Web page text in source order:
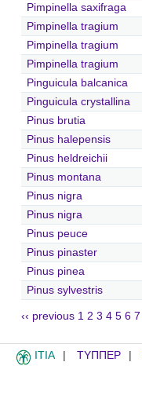
Pimpinella saxifraga
Pimpinella tragium
Pimpinella tragium
Pimpinella tragium
Pinguicula balcanica
Pinguicula crystallina
Pinus brutia
Pinus halepensis
Pinus heldreichii
Pinus montana
Pinus nigra
Pinus nigra
Pinus peuce
Pinus pinaster
Pinus pinea
Pinus sylvestris
‹‹ previous 1 2 3 4 5 6 7
ITIA ΤΥΠΠΕΡ